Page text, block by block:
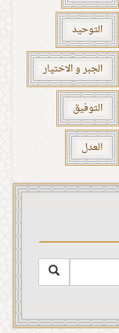
التوحيد
الجبر و الاختيار
التوفيق
العدل